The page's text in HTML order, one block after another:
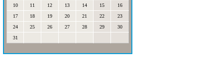
10
11 12 13 14 15
16
17
18 19 20 21 22
23
24
25 26 27 28 29
30
31